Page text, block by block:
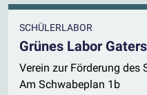
SCHÜLERLABOR
Grünes Labor
Verein zur Förderung des
Am Schwabeplan 1b